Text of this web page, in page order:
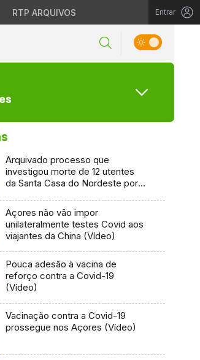
RTP ARQUIVOS Entrar
Arquivado processo que
investigou morte de 12 utentes
da Santa Casa do Nordeste por
Açores não vão impor
unilateralmente testes Covid aos
viajantes da China (Vídeo)
Pouca adesão à vacina de
reforço contra a Covid-19
(Vídeo)
Vacinação contra a Covid-19
prossegue nos Açores (Vídeo)